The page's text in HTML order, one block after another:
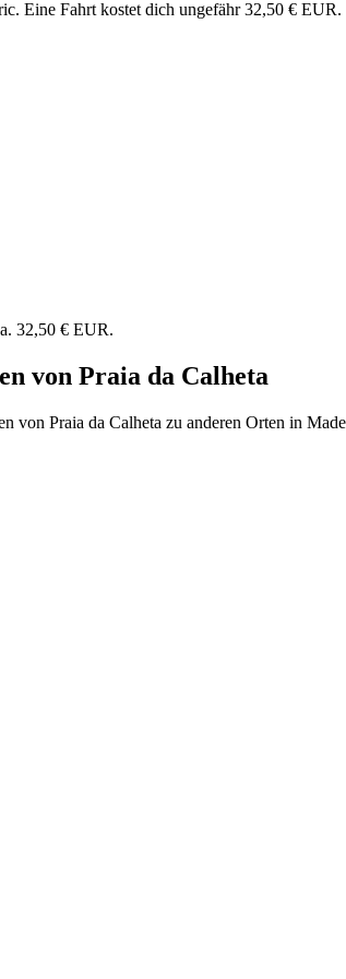
Eine Fahrt kostet dich ungefähr 32,50 € EUR.
32,50 € EUR.
von Praia da Calheta
von Praia da Calheta zu anderen Orten in